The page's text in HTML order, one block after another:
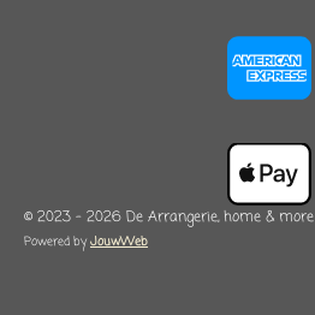
© 2023 - 2026 De Arrangerie, home & more
Powered byJouwWeb